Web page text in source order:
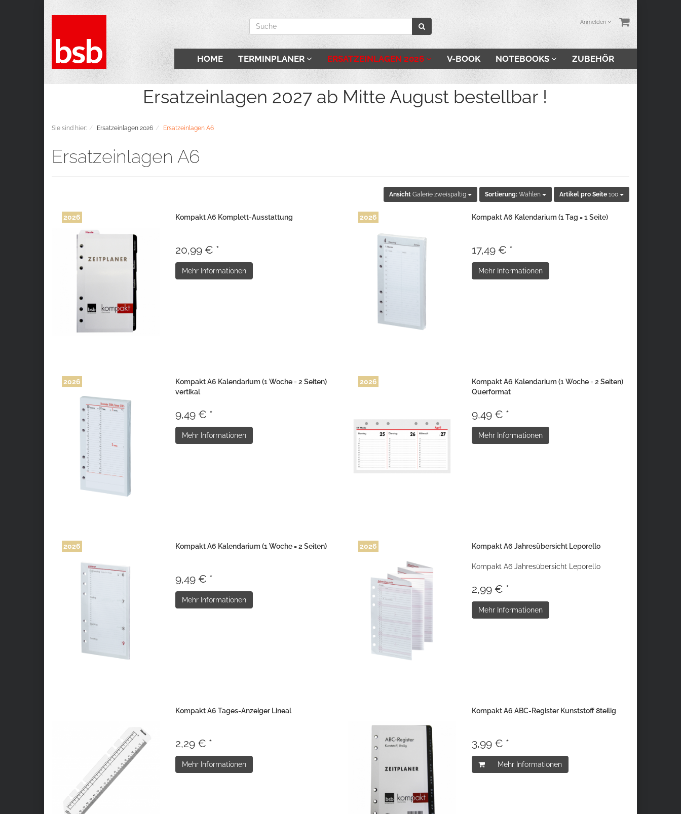
Anmelden
HOME TERMINPLANER ERSATZEINLAGEN 2026 V-BOOK NOTEBOOKS ZUBEHÖR
Ersatzeinlagen 2027 ab Mitte August bestellbar !
Sie sind hier: Ersatzeinlagen 2026 Ersatzeinlagen A6
Ersatzeinlagen A6
Ansicht Galerie zweispaltig Sortierung: Wählen Artikel pro Seite 100
2026 Kompakt A6 Komplett-Ausstattung
20,99 € *
Mehr Informationen
2026 Kompakt A6 Kalendarium (1 Tag = 1 Seite)
17,49 € *
Mehr Informationen
2026
Kompakt A6 Kalendarium (1 Woche = 2 Seiten)
vertikal
9,49 € *
Mehr Informationen
2026
Kompakt A6 Kalendarium (1 Woche = 2 Seiten)
Querformat
9,49 € *
Mehr Informationen
2026 Kompakt A6 Kalendarium (1 Woche = 2 Seiten)
9,49 € *
Mehr Informationen
2026 Kompakt A6 Jahresübersicht Leporello
Kompakt A6 Jahresübersicht Leporello
2,99 € *
Mehr Informationen
Kompakt A6 Tages-Anzeiger Lineal
2,29 € *
Mehr Informationen
Kompakt A6 ABC-Register Kunststoff 8teilig
3,99 € *
Mehr Informationen